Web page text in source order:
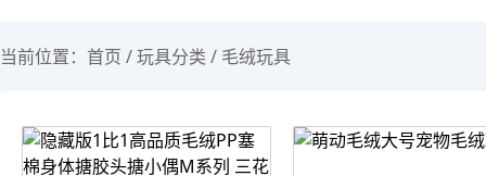
当前位置： 首页 /玩具分类 / 毛绒玩具